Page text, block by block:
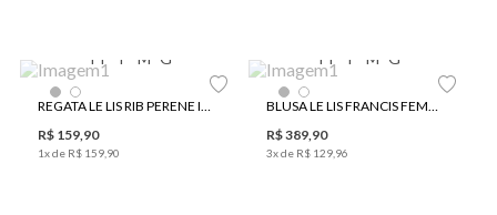
PP P M G
REGATA LE LIS RIB PERENE I FEMININA
R$ 159 90
1x de R$ 159 90
PP P M G
BLUSA LE LIS FRANCIS FEMININA
R$389 90
3x de R$ 129 96